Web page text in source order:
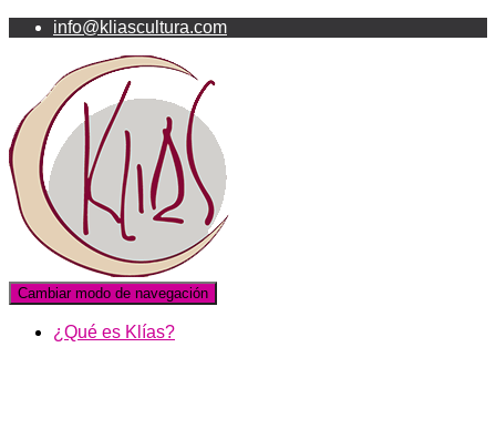
info@kliascultura.com
Cambiar modo de navegación
¿Qué es Klías?